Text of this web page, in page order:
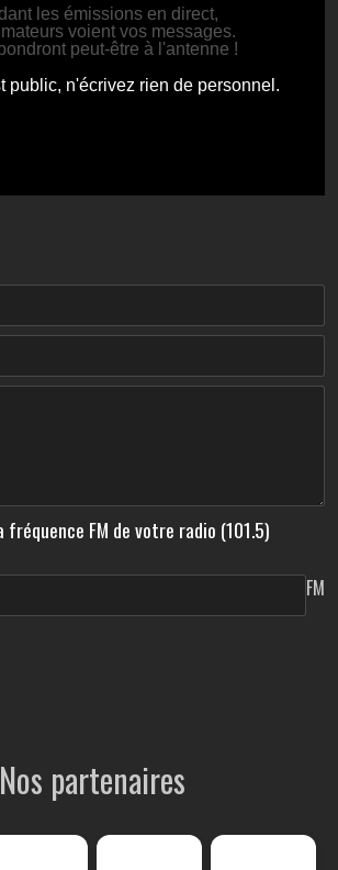
FM de votre radio (101.5)
FM
Nos partenaires